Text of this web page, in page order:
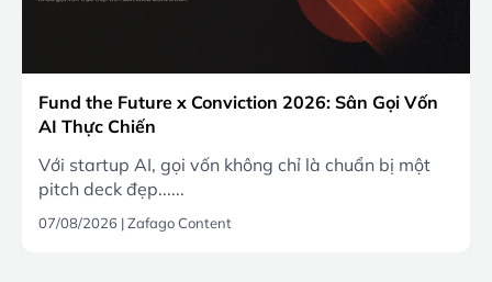
Fund the Future x Conviction 2026: Sân Gọi Vốn
AI Thực Chiến
Với startup AI, gọi vốn không chỉ là chuẩn bị một
pitch deck đẹp......
07/08/2026 |Zafago Content